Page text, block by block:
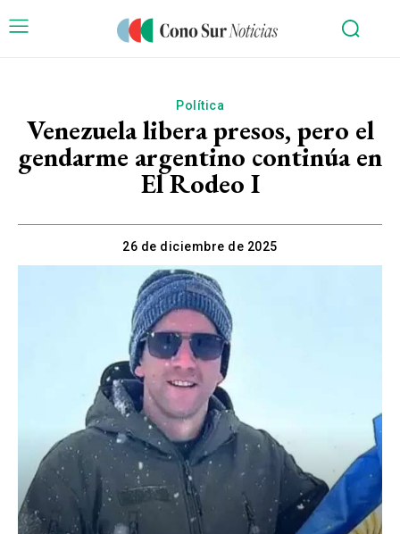
Política
Venezuela libera presos, pero el
gendarme argentino continúa en
El Rodeo I
26 de diciembre de 2025